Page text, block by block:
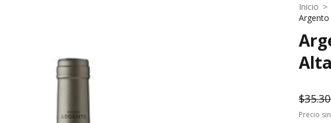
Inicio >
Argento
Precio